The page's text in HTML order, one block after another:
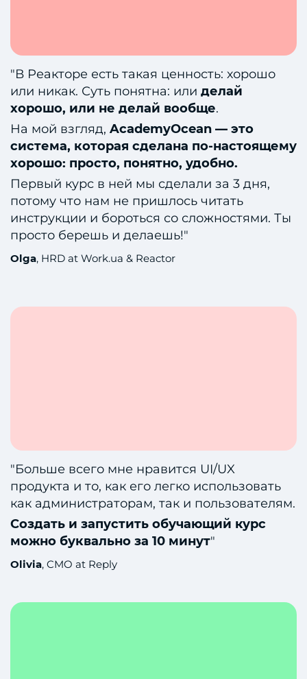
"В Реакторе есть такая ценность: хорошо
или никак. Суть понятна: или делай
хорошо, или не делай вообще.
На мой взгляд, AcademyOcean — это
система, которая сделана по-настоящему
хорошо: просто, понятно, удобно.
Первый курс в ней мы сделали за 3 дня,
потому что нам не пришлось читать
инструкции и бороться со сложностями. Ты
просто берешь и делаешь!"
Olga, HRD at Work.ua & Reactor
"Больше всего мне нравится UI/UX
продукта и то, как его легко использовать
как администраторам, так и пользователям.
Создать и запустить обучающий курс
можно буквально за 10 минут"
Olivia, CMO at Reply